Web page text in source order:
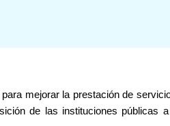
mejorar la prestación de
de las instituciones